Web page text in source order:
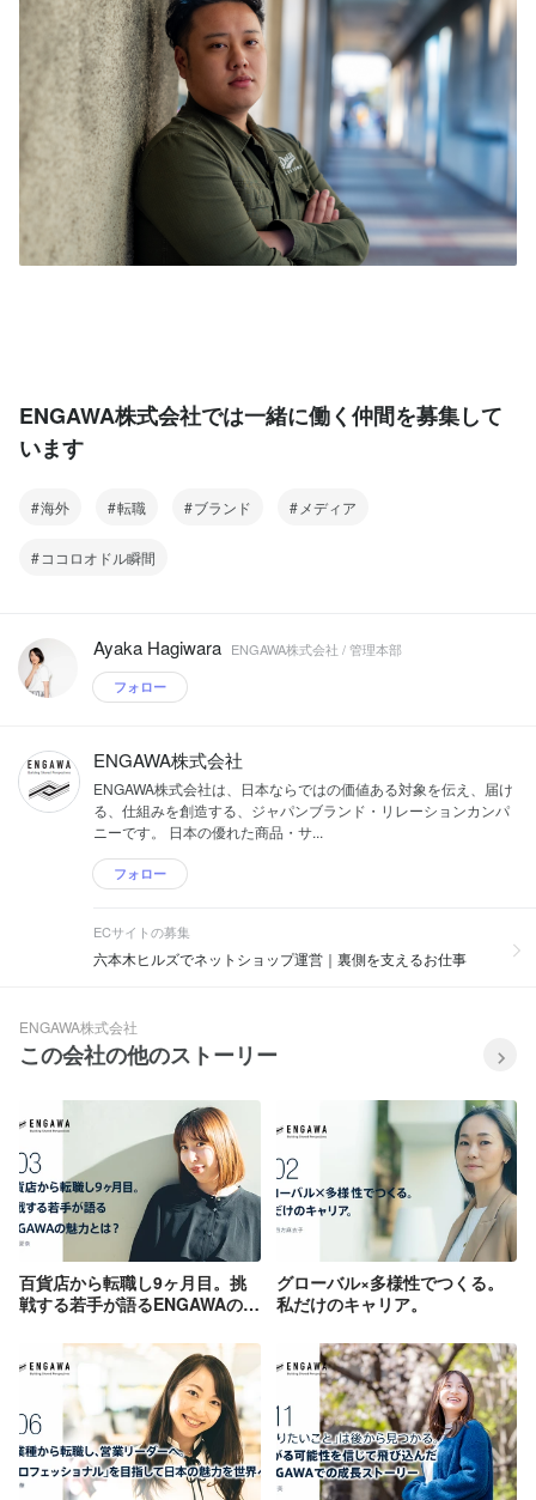
ENGAWA株式会社では一緒に働く仲間を募集して
います
海外 転職 ブランド メディア
ココロオドル瞬間
Ayaka Hagiwara ENGAWA株式会社 / 管理本部
フォロー
ENGAWA株式会社
ENGAWA株式会社は、日本ならではの価値ある対象を伝え、届け
る、仕組みを創造する、ジャパンブランド・リレーションカンパ
ニーです。 日本の優れた商品・サ...
フォロー
ECサイトの募集
六本木ヒルズでネットショップ運営｜裏側を支えるお仕事
ENGAWA株式会社
この会社の他のストーリー
百貨店から転職し9ヶ月目。挑
戦する若手が語るENGAWAの魅
グローバル×多様性でつくる。
私だけのキャリア。